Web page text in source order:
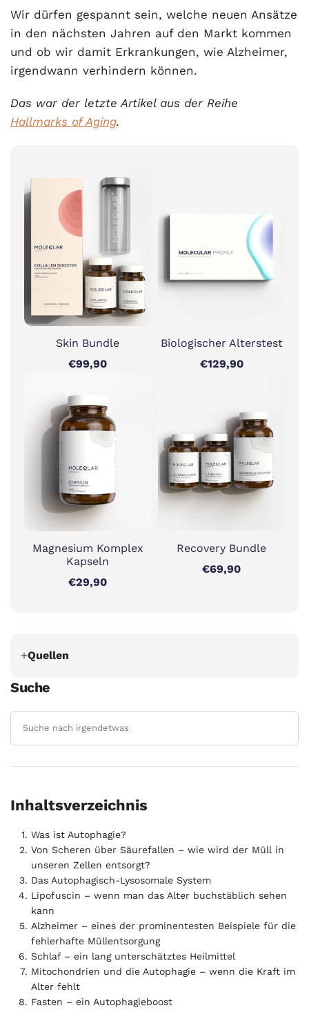
Wir dürfen gespannt sein, welche neuen Ansätze
in den nächsten Jahren auf den Markt kommen
und ob wir damit Erkrankungen, wie Alzheimer,
irgendwann verhindern können.
Das war der letzte Artikel aus der Reihe
Hallmarks of Aging.
Skin Bundle
€99,90
Biologischer Alterstest
€129,90
Magnesium Komplex
Kapseln
€29,90
Recovery Bundle
€69,90
Quellen
186,2 (2023): 243-278.
channel.” Molecular cell 83,14 (2023):
2524-2539.e7.Link
Klionsky, Daniel J et al. “Autophagy in
major human diseases.” The EMBO
journal 40,19 (2021): e108863.
spermidine-induced autophagy and
geroprotection.” Nature aging 2,12 (2022):
1112-1129.Link
Alegre, Gabriela Fabiana Soares, and
Glaucia Maria Pastore. “NAD+ Precursors
Suche
Inhaltsverzeichnis
Was ist Autophagie?
Von Scheren über Säurefallen – wie wird der Müll in
unseren Zellen entsorgt?
Das Autophagisch-Lysosomale System
Lipofuscin – wenn man das Alter buchstäblich sehen
kann
Alzheimer – eines der prominentesten Beispiele für die
fehlerhafte Müllentsorgung
Schlaf – ein lang unterschätztes Heilmittel
Mitochondrien und die Autophagie – wenn die Kraft im
Alter fehlt
Fasten – ein Autophagieboost